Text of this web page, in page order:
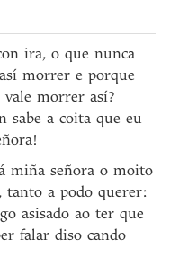
ira, o que nunca
morrer e porque
morrer así?
sabe a coita que eu
miña señora o moito
tanto a podo querer:
asisado ao ter que
falar diso cando